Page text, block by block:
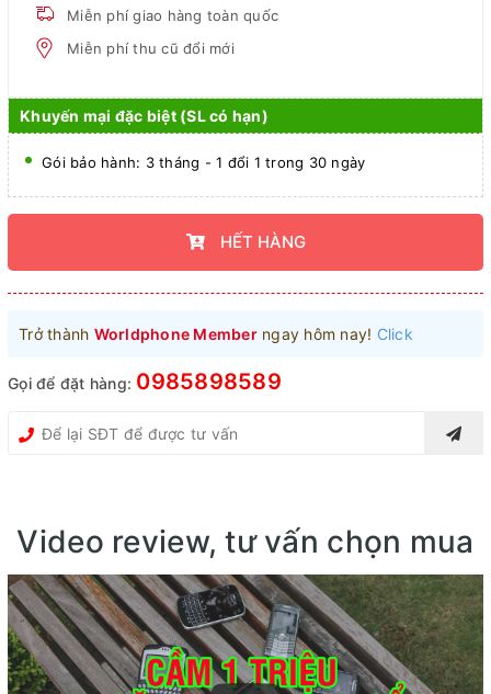
Miễn phí giao hàng toàn quốc
Miễn phí thu cũ đổi mới
Khuyến mại đặc biệt (SL có hạn)
Gói bảo hành: 3 tháng - 1 đổi 1 trong 30 ngày
HẾT HÀNG
Trở thành Worldphone Memberngay hôm nay! Click
Gọi để đặt hàng: 0985898589
Video review, tư vấn chọn mua